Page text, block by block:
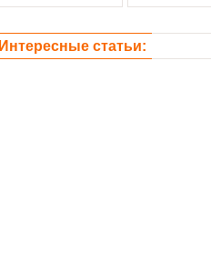
Интересные статьи: